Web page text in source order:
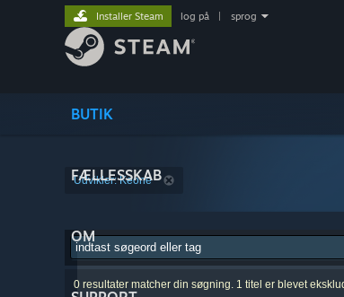
BUTIK
FÆLLESSKAB
OM
Installer Steam log på sprog
Udvikler: Keone
0 resultater matcher din søgning. 1 titel er blevet